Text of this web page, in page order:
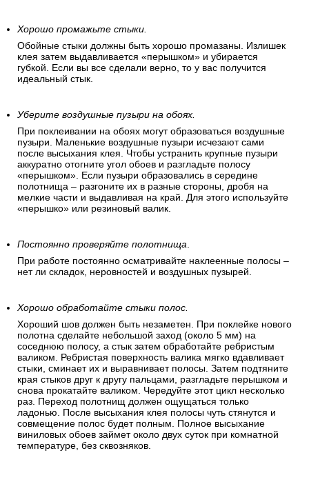
Хорошо промажьте стыки.
Обойные стыки должны быть хорошо промазаны. Излишек
клея затем выдавливается «перышком» и убирается
губкой. Если вы все сделали верно, то у вас получится
идеальный стык.
Уберите воздушные пузыри на обоях.
При поклеивании на обоях могут образоваться воздушные
пузыри. Маленькие воздушные пузыри исчезают сами
после высыхания клея. Чтобы устранить крупные пузыри
аккуратно отогните угол обоев и разгладьте полосу
«перышком». Если пузыри образовались в середине
полотнища – разгоните их в разные стороны, дробя на
мелкие части и выдавливая на край. Для этого используйте
«перышко» или резиновый валик.
Постоянно проверяйте полотнища.
При работе постоянно осматривайте наклеенные полосы –
нет ли складок, неровностей и воздушных пузырей.
Хорошо обработайте стыки полос.
Хороший шов должен быть незаметен. При поклейке нового
полотна сделайте небольшой заход (около 5 мм) на
соседнюю полосу, а стык затем обработайте ребристым
валиком. Ребристая поверхность валика мягко вдавливает
стыки, сминает их и выравнивает полосы. Затем подтяните
края стыков друг к другу пальцами, разгладьте перышком и
снова прокатайте валиком. Чередуйте этот цикл несколько
раз. Переход полотнищ должен ощущаться только
ладонью. После высыхания клея полосы чуть стянутся и
совмещение полос будет полным. Полное высыхание
виниловых обоев займет около двух суток при комнатной
температуре, без сквозняков.